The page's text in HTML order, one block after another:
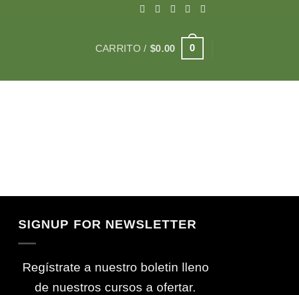
CARRITO /$0.00 0
SIGNUP FOR NEWSLETTER
Regístrate a nuestro boletin lleno
de nuestros cursos a ofertar.